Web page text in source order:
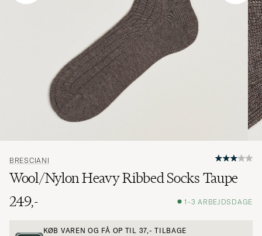
BRESCIANI
Wool/Nylon Heavy Ribbed Socks Taupe
249,-
1-3 ARBEJDSDAGE
KØB VAREN OG FÅ OP TIL 37,- TILBAGE